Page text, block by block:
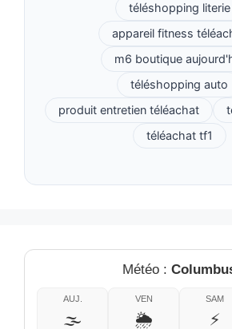
téléshopping literie
appareil fitness
m6 boutique
téléshopping auto
produit entretien téléachat
téléachat tf1
Météo :
AUJ.
🌫️
VEN
🌦️
SAM
⚡